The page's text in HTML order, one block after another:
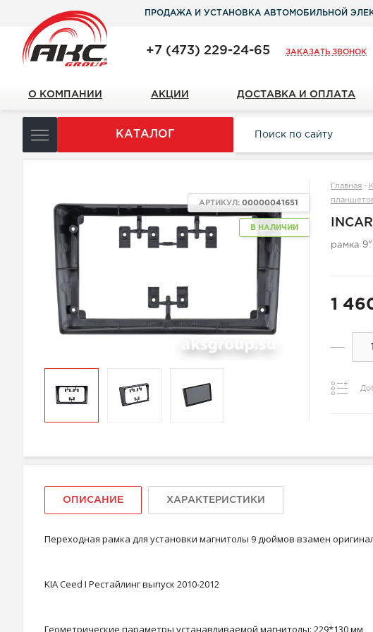
ПРОДАЖА И УСТАНОВКА АВТОМОБИЛЬНОЙ
+7 (473) 229-24-65 ЗАКАЗАТЬ ЗВОНОК
О КОМПАНИИ АКЦИИ ДОСТАВКА И ОПЛАТА
КАТАЛОГ
В НАЛИЧИИ
АРТИКУЛ:00000041651
Главная -
рамка 9"
1
ОПИСАНИЕ ХАРАКТЕРИСТИКИ
Переходная рамка для установки магнитолы 9 дюймов взамен
KIA Ceed I Рестайлинг выпуск 2010-2012
Геометрические параметры устанавливаемой магнитолы: 229*130 мм